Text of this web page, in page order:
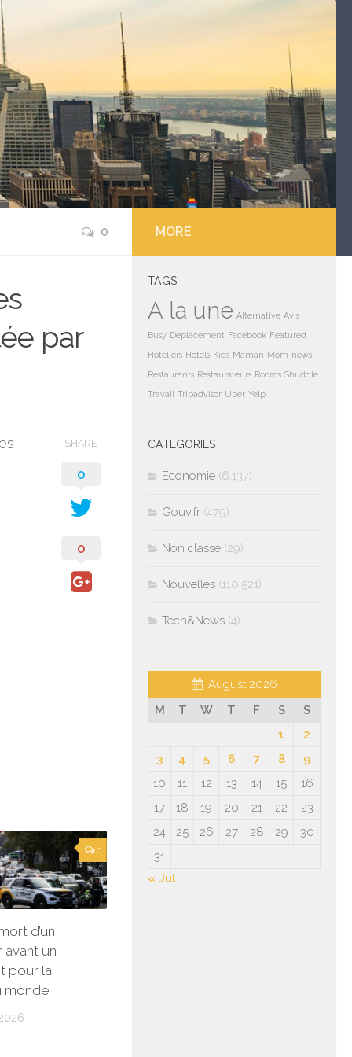
0
par
SHARE
0
0
0
d’un
un
pour la
monde
MORE
TAGS
A la une Alternative Avis
Busy Deplacement Facebook Featured
Hoteliers Hotels Kids Maman Mom news
Restaurants Restaurateurs Rooms Shuddle
Travail Tripadvisor Uber Yelp
CATEGORIES
Economie (6,137)
Gouv.fr (479)
Non classé (29)
Nouvelles (110,521)
Tech&News (4)
August 2026
M
T W T F S
S
1
2
3
4 5 6 7 8
9
10
11 12 13 14 15
16
17
18 19 20 21 22
23
24
25 26 27 28 29
30
31
« Jul